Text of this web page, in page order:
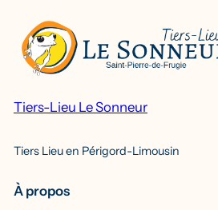
Tiers-Lieu Le Sonneur
Tiers Lieu en Périgord-Limousin
À propos